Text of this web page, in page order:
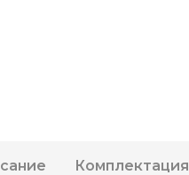
Комплектация